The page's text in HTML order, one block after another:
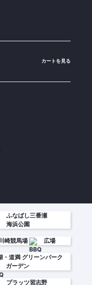
カートを見る
ふなばし三番瀬
海浜公園
川崎競馬場 広場
・道満グリーンパーク
ガーデン
プラッツ習志野